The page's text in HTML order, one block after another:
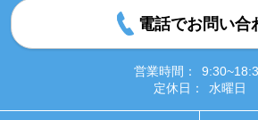
電話でお問い合
営業時間：
定休日：
水曜日